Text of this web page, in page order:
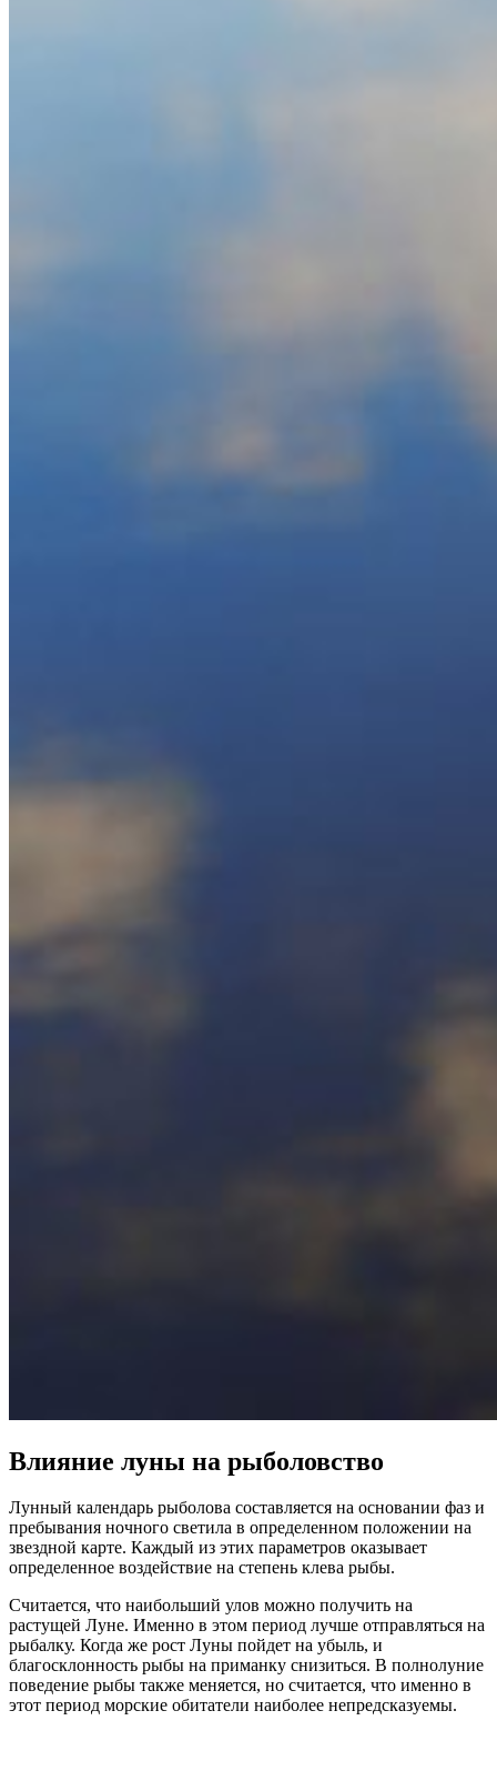
Влияние луны на рыболовство
Лунный календарь рыболова составляется на основании фаз и
пребывания ночного светила в определенном положении на
звездной карте. Каждый из этих параметров оказывает
определенное воздействие на степень клева рыбы.
Считается, что наибольший улов можно получить на
растущей Луне. Именно в этом период лучше отправляться на
рыбалку. Когда же рост Луны пойдет на убыль, и
благосклонность рыбы на приманку снизиться. В полнолуние
поведение рыбы также меняется, но считается, что именно в
этот период морские обитатели наиболее непредсказуемы.